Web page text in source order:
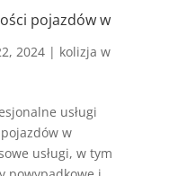
pojazdów w
2024| kolizja w
usługi
w
usługi, w tym